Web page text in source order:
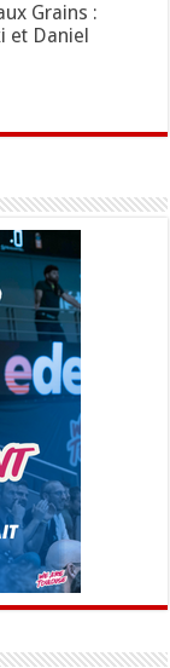
Grains :
et Daniel